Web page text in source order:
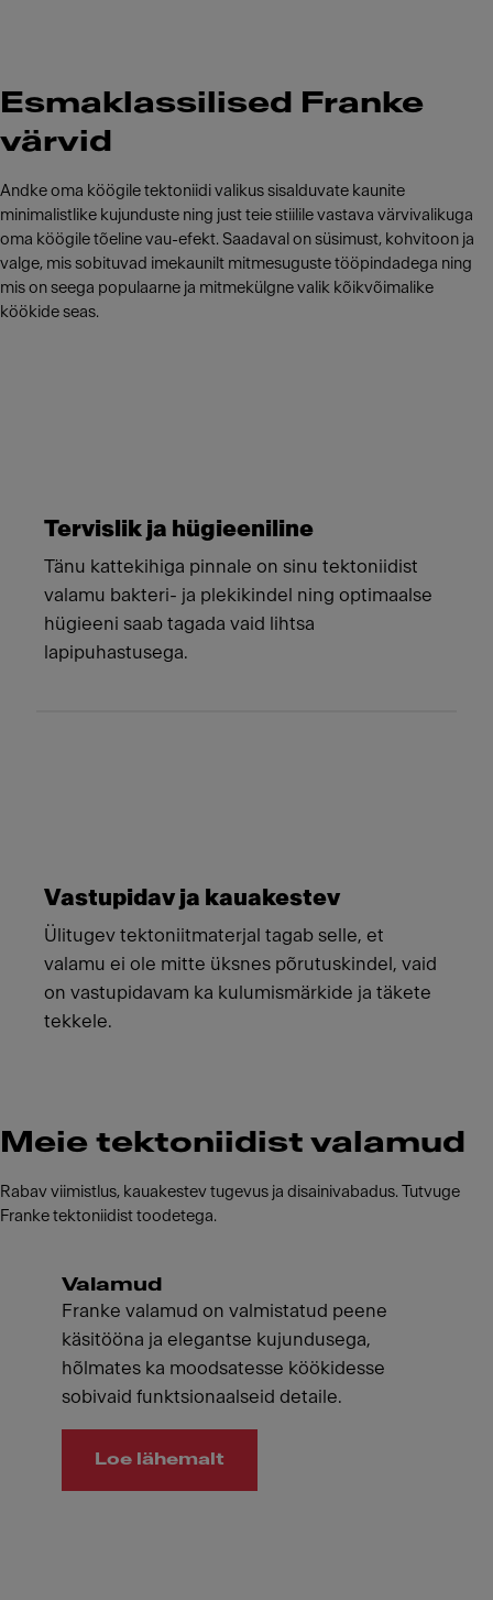
Esmaklassilised Franke
värvid
Andke oma köögile tektoniidi valikus sisalduvate kaunite
minimalistlike kujunduste ning just teie stiilile vastava värvivalikuga
oma köögile tõeline vau-efekt. Saadaval on süsimust, kohvitoon ja
valge, mis sobituvad imekaunilt mitmesuguste tööpindadega ning
mis on seega populaarne ja mitmekülgne valik kõikvõimalike
köökide seas.
Tervislik ja hügieeniline
Tänu kattekihiga pinnale on sinu tektoniidist
valamu bakteri- ja plekikindel ning optimaalse
hügieeni saab tagada vaid lihtsa
lapipuhastusega.
Vastupidav ja kauakestev
Ülitugev tektoniitmaterjal tagab selle, et
valamu ei ole mitte üksnes põrutuskindel, vaid
on vastupidavam ka kulumismärkide ja täkete
tekkele.
Meie tektoniidist valamud
Rabav viimistlus, kauakestev tugevus ja disainivabadus. Tutvuge
Franke tektoniidist toodetega.
Valamud
Franke valamud on valmistatud peene
käsitööna ja elegantse kujundusega,
hõlmates ka moodsatesse köökidesse
sobivaid funktsionaalseid detaile.
Loe lähemalt